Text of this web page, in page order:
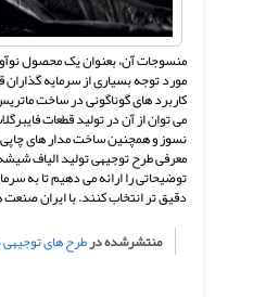
منسوجات آن، بعنوان یک محصول
مورد توجه بسیاری از سرمایه
کاربرد های گوناگونی در ساخت
می توان از آن در تولید قطعات
نسوز و همچنین ساخت مدار های
معرفی طرح توجیهی تولید الیاف
توضیحاتی را ارائه می دهیم تا به
دقیق تر انتخاب کنند. با ایران
منتشرشده درطرح های